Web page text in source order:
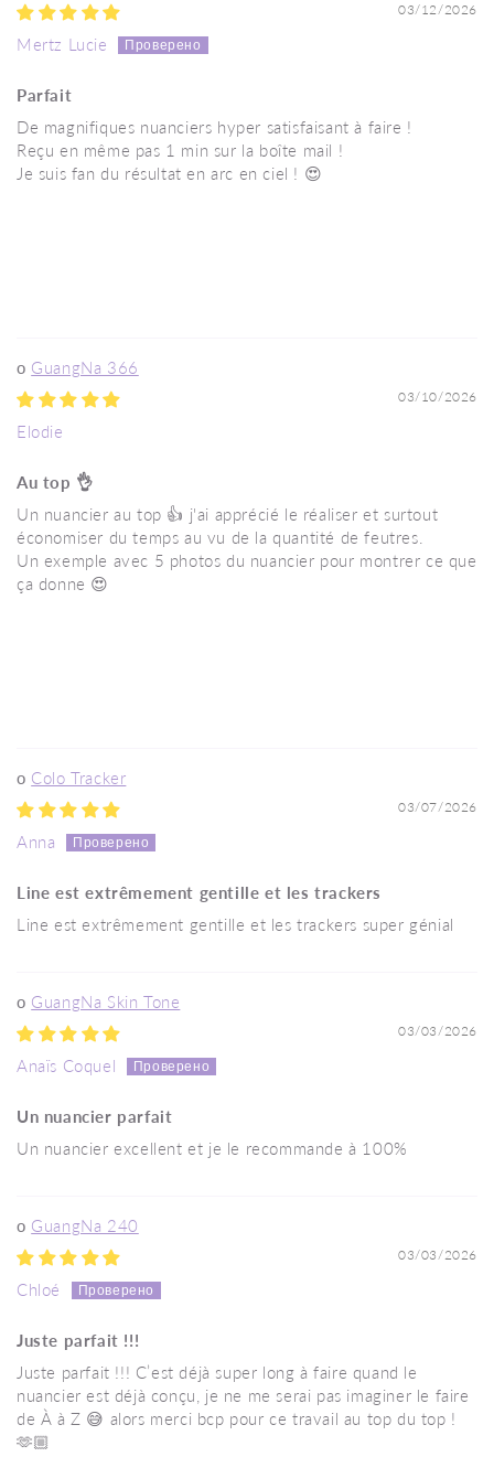
03/12/2026
Mertz Lucie
Parfait
De magnifiques nuanciers hyper satisfaisant à faire !
Reçu en même pas 1 min sur la boîte mail !
Je suis fan du résultat en arc en ciel ! 😍
GuangNa 366
03/10/2026
Elodie
Au top 👌
Un nuancier au top 👍 j'ai apprécié le réaliser et surtout
économiser du temps au vu de la quantité de feutres.
Un exemple avec 5 photos du nuancier pour montrer ce que
ça donne 😍
Colo Tracker
03/07/2026
Anna
Line est extrêmement gentille et les trackers
Line est extrêmement gentille et les trackers super génial
GuangNa Skin Tone
03/03/2026
Anaïs Coquel
Un nuancier parfait
Un nuancier excellent et je le recommande à 100%
GuangNa 240
03/03/2026
Chloé
Juste parfait !!!
Juste parfait !!! C’est déjà super long à faire quand le
nuancier est déjà conçu, je ne me serai pas imaginer le faire
de À à Z 😅 alors merci bcp pour ce travail au top du top !
🫶🏼